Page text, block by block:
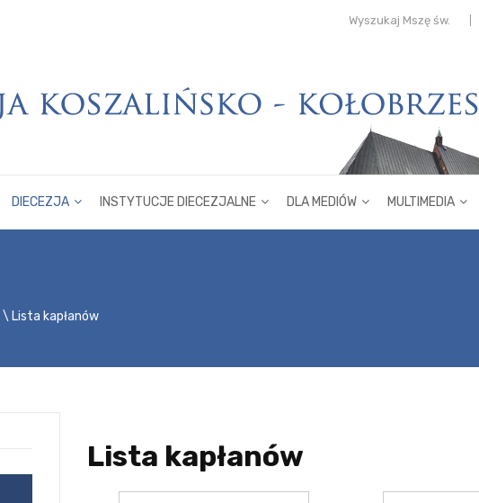
Wyszukaj Mszę św.
DIECEZJA INSTYTUCJE DIECEZJALNE DLA MEDIÓW MULTIMEDIA
Lista kapłanów
Lista kapłanów